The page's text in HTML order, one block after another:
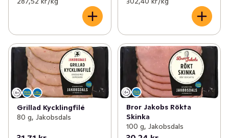
Grillad Kycklingfilé
80 g, Jakobsdals
Bror Jakobs Rökta
Skinka
100 g, Jakobsdals